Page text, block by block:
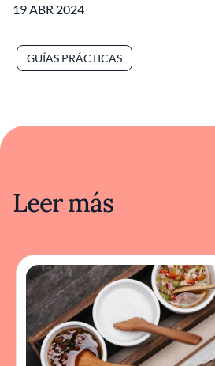
19 ABR 2024
GUÍAS PRÁCTICAS
Leer más